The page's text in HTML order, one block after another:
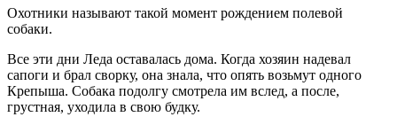
Охотники называют такой момент рождением полевой
собаки.
Все эти дни Леда оставалась дома. Когда хозяин надевал
сапоги и брал сворку, она знала, что опять возьмут одного
Крепыша. Собака подолгу смотрела им вслед, а после,
грустная, уходила в свою будку.